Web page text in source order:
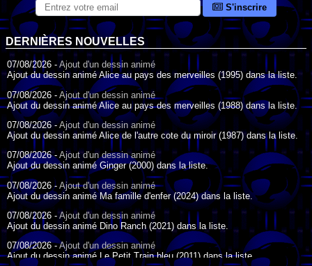
S'inscrire
DERNIÈRES NOUVELLES
07/08/2026 - Ajout d'un dessin animé
Ajout du dessin animé Alice au pays des merveilles (1995) dans la liste.
07/08/2026 - Ajout d'un dessin animé
Ajout du dessin animé Alice au pays des merveilles (1988) dans la liste.
07/08/2026 -Ajout d'un dessin animé
Ajout du dessin animé Alice de l'autre cote du miroir (1987) dans la liste.
07/08/2026 - Ajout d'un dessin animé
Ajout du dessin animé Ginger (2000) dans la liste.
07/08/2026 - Ajout d'un dessin animé
Ajout du dessin animé Ma famille d'enfer (2024) dans la liste.
07/08/2026 -Ajout d'un dessin animé
Ajout du dessin animé Dino Ranch (2021) dans la liste.
07/08/2026 -Ajout d'un dessin animé
Ajout du dessin animé Le Petit Train bleu (2011) dans la liste.